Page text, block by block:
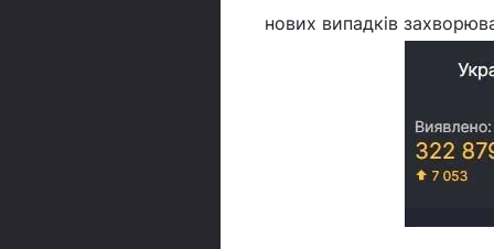
нових випадків